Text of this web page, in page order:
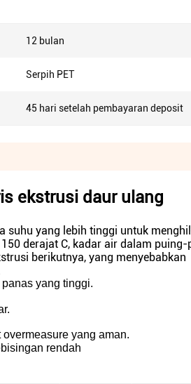
12 bulan
Serpih PET
45 hari setelah pembayaran deposit
ekstrusi daur ulang
suhu yang lebih tinggi untuk
derajat C, kadar air dalam puing-
berikutnya, yang menyebabkan
yang tinggi.
yang aman.
rendah